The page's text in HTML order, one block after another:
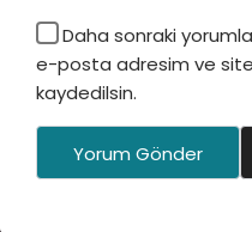
Daha sonraki
e-posta adresim ve
kaydedilsin.
Yorum Gönder